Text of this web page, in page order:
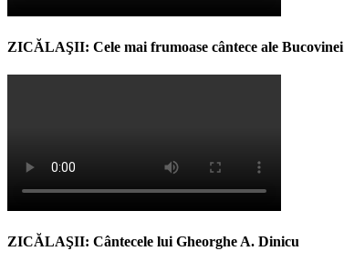
ZICĂLAŞII: Cele mai frumoase cântece ale Bucovinei
ZICĂLAŞII: Cântecele lui Gheorghe A. Dinicu